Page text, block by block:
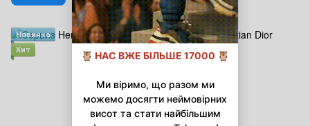
Новинка
Хит
Новинка
Хит